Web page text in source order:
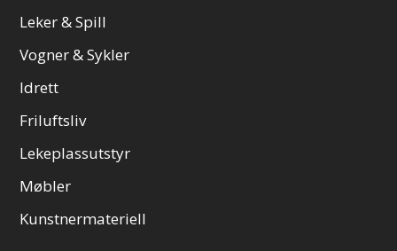
Leker & Spill
Vogner & Sykler
Idrett
Friluftsliv
Lekeplassutstyr
Møbler
Kunstnermateriell